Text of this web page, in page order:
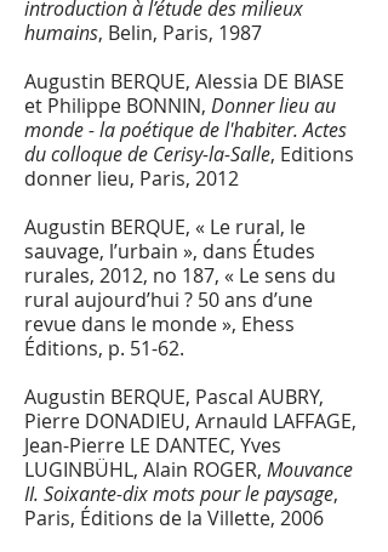
introduction à l’étude des milieux
humains, Belin, Paris, 1987
Augustin BERQUE, Alessia DE BIASE
et Philippe BONNIN, Donner lieu au
monde - la poétique de l'habiter. Actes
du colloque de Cerisy-la-Salle, Editions
donner lieu, Paris, 2012
Augustin BERQUE, « Le rural, le
sauvage, l’urbain », dans Études
rurales, 2012, no 187, « Le sens du
rural aujourd’hui ? 50 ans d’une
revue dans le monde », Ehess
Éditions, p. 51-62.
Augustin BERQUE, Pascal AUBRY,
Pierre DONADIEU, Arnauld LAFFAGE,
Jean-Pierre LE DANTEC, Yves
LUGINBÜHL, Alain ROGER, Mouvance
II. Soixante-dix mots pour le paysage,
Paris, Éditions de la Villette, 2006